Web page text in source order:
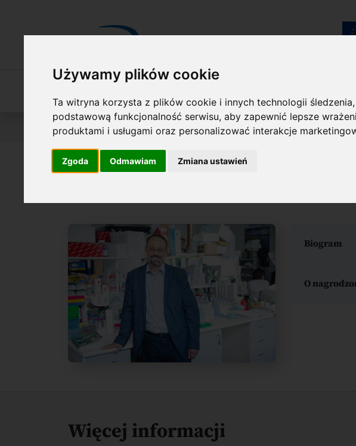
Używamy plików cookie
Ta witryna korzysta z plików cookie i innych technologii
podstawową funkcjonalność serwisu,aby zapewnić lepsze
produktami i usługami oraz personalizować interakcje
Zgoda Odmawiam Zmiana ustawień
Jesteś tutaj:
Wyniki konkursów NAGRODA FNP O laureacie
Biogram
O
Więcej informacji